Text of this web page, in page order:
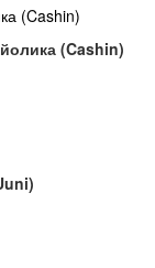
(Cashin)